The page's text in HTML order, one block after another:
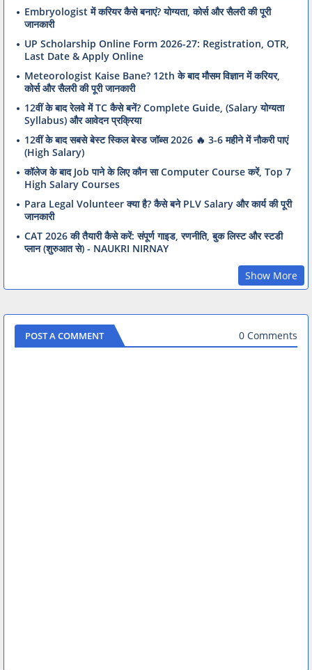
Embryologist में करियर कैसे बनाएं? योग्यता, कोर्स और सैलरी की पूरी
जानकारी
UP Scholarship Online Form 2026-27: Registration, OTR,
Last Date & Apply Online
Meteorologist Kaise Bane? 12th के बाद मौसम विज्ञान में करियर,
कोर्स और सैलरी की पूरी जानकारी
12वीं के बाद रेलवे में TC कैसे बनें? Complete Guide, (Salary योग्यता
Syllabus) और आवेदन प्रक्रिया
12वीं के बाद सबसे बेस्ट स्किल बेस्ड जॉब्स 2026 🔥 3-6 महीने में नौकरी पाएं
(High Salary)
कॉलेज के बाद Job पाने के लिए कौन सा Computer Course करें, Top 7
High Salary Courses
Para Legal Volunteer क्या है? कैसे बने PLV Salary और कार्य की पूरी
जानकारी
CAT 2026 की तैयारी कैसे करें: संपूर्ण गाइड, रणनीति, बुक लिस्ट और स्टडी
प्लान (शुरुआत से) - NAUKRI NIRNAY
Show More
POST A COMMENT 0 Comments